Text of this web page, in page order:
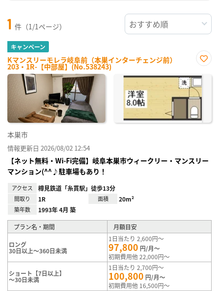
1 件（1/1ページ）
キャンペーン
Kマンスリーモレラ岐阜前（本巣インターチェンジ前）
203・1R-【中部屋】(No.538243)
に入
り登
録
本巣市
情報更新日 2026/08/02 12:54
【ネット無料・Wi-Fi完備】岐阜本巣市ウィークリー・マンスリー
マンション(^^♪駐車場もあり！
アクセス 樽見鉄道「糸貫駅」徒歩13分
間取り 1R 面積 20m²
築年数 1993年 4月 築
プラン名・期間 月額目安
ロング
30日以上～360日未満
1日当たり 2,600円～
97,800 円/月～
初期費用他 22,000円～
ショート【7日以上】
～30日未満
1日当たり 2,700円～
100,800 円/月～
初期費用他 16,500円～